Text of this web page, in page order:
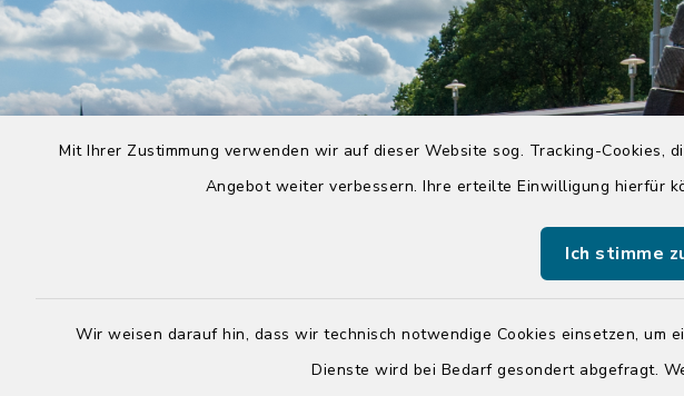
Mit Ihrer Zustimmung verwenden wir auf dieser Website sog. Tracking-
Angebot weiter verbessern. Ihre erteilte Einwilligung hierfür
Ich stimme
Wir weisen darauf hin, dass wir technisch notwendige Cookies einsetzen,
Dienste wird bei Bedarf gesondert abgefragt.